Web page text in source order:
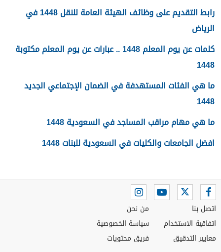
رابط التقديم على وظائف الهيئة العامة للنقل 1448 في
الرياض
كلمات عن يوم المعلم 1448 .. عبارات عن يوم المعلم مكتوبة
1448
ما هي الفئات المستهدفة في الضمان الإجتماعي الجديد
1448
ما هي مهام مراقب المساجد في السعودية 1448
افضل الجامعات والكليات في السعودية للبنات 1448
اتصل بنا
اتفاقية الاستخدام
معايير التدقيق
من نحن
سياسة الخصوصية
فريق محتويات